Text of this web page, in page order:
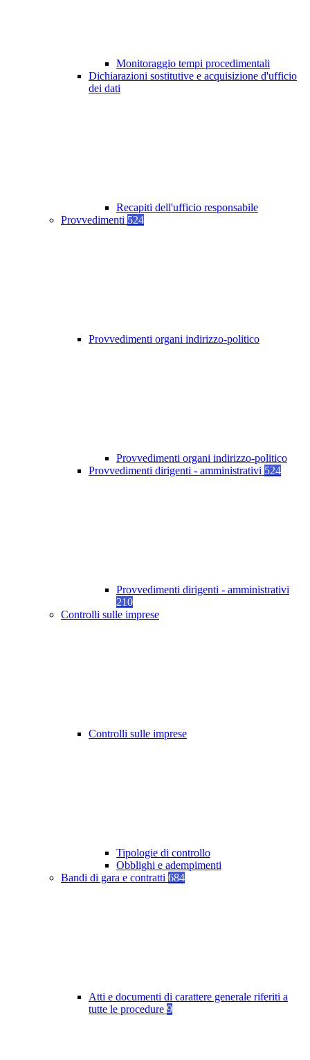
Monitoraggio tempi procedimentali
Dichiarazioni sostitutive e acquisizione d'ufficio
dei dati
Recapiti dell'ufficio responsabile
Provvedimenti 524
Provvedimenti organi indirizzo-politico
Provvedimenti organi indirizzo-politico
Provvedimenti dirigenti - amministrativi 524
Provvedimenti dirigenti - amministrativi
210
Controlli sulle imprese
Controlli sulle imprese
Tipologie di controllo
Obblighi e adempimenti
Bandi di gara e contratti 684
Atti e documenti di carattere generale riferiti a
tutte le procedure 9